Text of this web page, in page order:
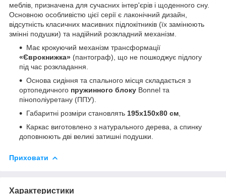
меблів, призначена для сучасних інтер'єрів і щоденного сну.
Основною особливістю цієї серії є лаконічний дизайн,
відсутність класичних масивних підлокітників (їх замінюють
змінні подушки) та надійний розкладний механізм.
Має крокуючий механізм трансформації
«Єврокнижка» (пантограф), що не пошкоджує підлогу
під час розкладання.
Основа сидіння та спального місця складається з
ортопедичного пружинного блоку Bonnel та
пінополіуретану (ППУ).
Габаритні розміри становлять 195x150x80 см
Каркас виготовлено з натурального дерева, а спинку
доповнюють дві великі затишні подушки.
Приховати
Характеристики